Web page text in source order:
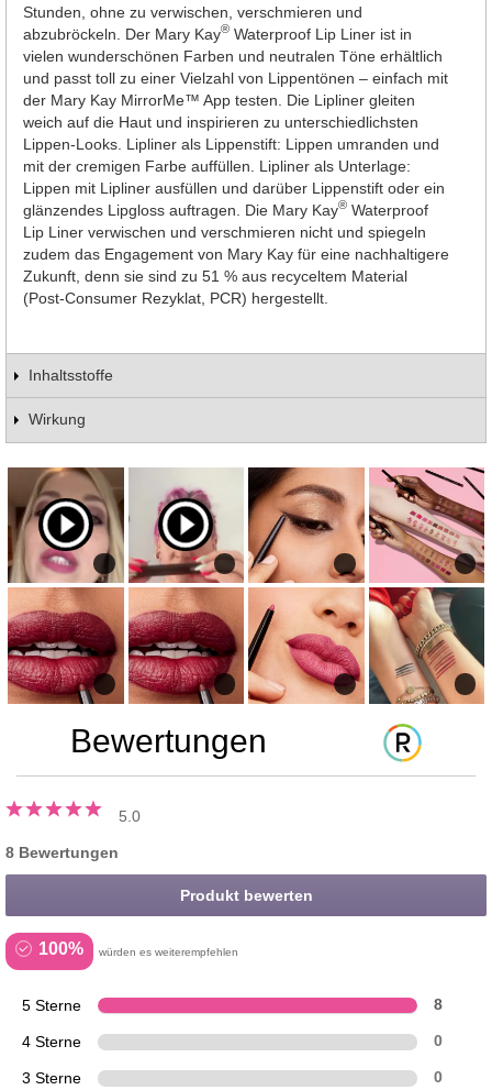
Stunden, ohne zu verwischen, verschmieren und
abzubröckeln. Der Mary Kay® Waterproof Lip Liner ist in
vielen wunderschönen Farben und neutralen Töne erhältlich
und passt toll zu einer Vielzahl von Lippentönen – einfach mit
der Mary Kay MirrorMe™ App testen. Die Lipliner gleiten
weich auf die Haut und inspirieren zu unterschiedlichsten
Lippen-Looks. Lipliner als Lippenstift: Lippen umranden und
mit der cremigen Farbe auffüllen. Lipliner als Unterlage:
Lippen mit Lipliner ausfüllen und darüber Lippenstift oder ein
glänzendes Lipgloss auftragen. Die Mary Kay® Waterproof
Lip Liner verwischen und verschmieren nicht und spiegeln
zudem das Engagement von Mary Kay für eine nachhaltigere
Zukunft, denn sie sind zu 51 % aus recyceltem Material
(Post-Consumer Rezyklat, PCR) hergestellt.
Inhaltsstoffe
Wirkung
Bewertungen
5.0
8 Bewertungen
Produkt bewerten
100% würden es weiterempfehlen
5 Sterne 8
4 Sterne 0
3 Sterne 0